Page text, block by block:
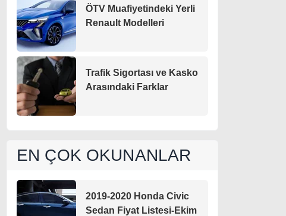
ÖTV Muafiyetindeki Yerli
Renault Modelleri
Trafik Sigortası ve Kasko
Arasındaki Farklar
EN ÇOK OKUNANLAR
2019-2020 Honda Civic
Sedan Fiyat Listesi-Ekim